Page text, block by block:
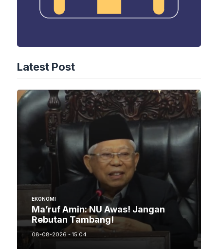
Latest Post
EKONOMI
Ma’ruf Amin: NU Awas! Jangan
Rebutan Tambang!
08-08-2026 - 15.04